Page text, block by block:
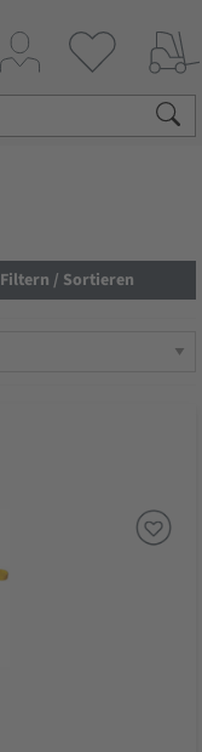
Filtern / Sortieren